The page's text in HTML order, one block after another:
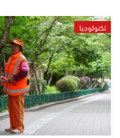
تكنولوجيا